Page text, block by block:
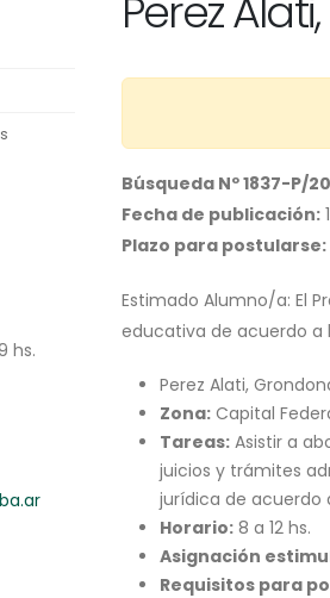
hs.
Perez
Búsqueda Nº 1837-P/
Fecha de publicación:
Plazo para postularse:
Estimado Alumno/a: El
educativa de acuerdo a
Perez Alati,
Zona: Capital
Tareas: Asistir a
juicios y trámites
jurídica de acuerdo
Horario: 8 a 12 hs.
Asignación
Requisitos para